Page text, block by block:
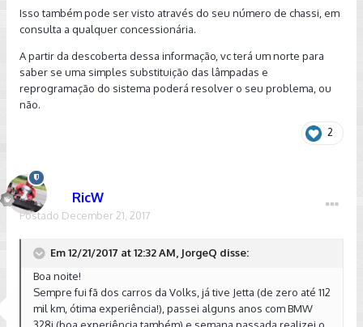
Já pesquisei sobre a compra de um par de lâmpadas D3S
Philips, que são as originais e gostaria muito da ajuda de
vocês para descobrir um bom lugar em São Paulo ou interior
de SP (próximo a Campinas) que faça alinhamento dos
faróis.
Minha idéia é comprar o par de lâmpadas novas, fazer a
substituição e levar em algum lugar que faça o alinhamento.
suficiente.
Outra coisa, por volta da página 120/130 do manual, é citado
que o carro tem regulagem automática do farol alto, porém,
alavanca do farol para baixo, aparece a luz azul de farol alto
carro veio sem esta função? Ele tem sensor de chuva e
aquelas 4 lentes no vidro próximo ao encaixe do retrovisor.
Isso também pode ser visto através do seu número de chassi, em
consulta a qualquer concessionária.
A partir da descoberta dessa informação, vc terá um norte para
saber se uma simples substituição das lâmpadas e
reprogramação do sistema poderá resolver o seu problema, ou
não.
2
RicW
Postado December 21, 2017
Em 12/21/2017 at 12:32 AM, JorgeQ disse:
Boa noite!
Sempre fui fã dos carros da Volks, já tive Jetta (de zero até 112
mil km, ótima experiência!), passei alguns anos com BMW
328i (boa experiência também) e semana passada realizei o